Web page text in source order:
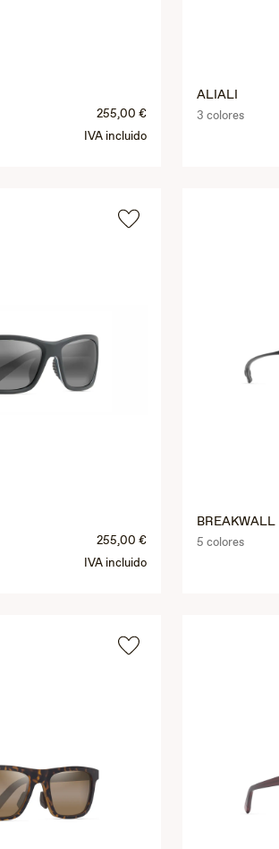
255,00 €
IVA incluido
ALIALI
3 colores
255,00 €
IVA incluido
BREAKWALL
5 colores